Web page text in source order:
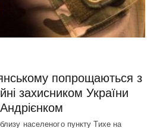
попрощаються з
захисником України
населеного пункту Тихе на